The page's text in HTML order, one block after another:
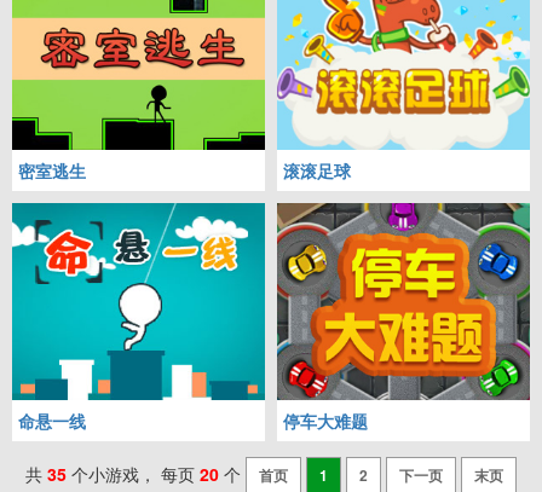
密室逃生 滚滚足球
命悬一线 停车大难题
共 35 个小游戏， 每页 20 个 首页 1 2 下一页 末页